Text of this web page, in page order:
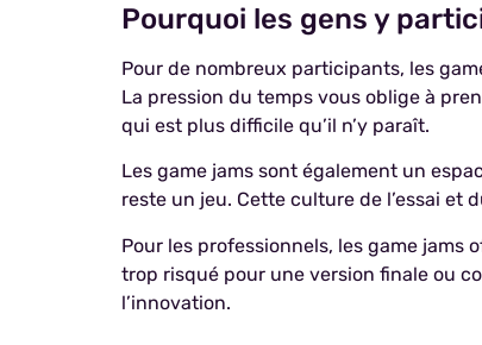
Pourquoi les gens y
Pour de nombreux participants, les
La pression du temps vous oblige à
qui est plus difficile qu’il n’y paraît.
Les game jams sont également un
reste un jeu. Cette culture de l’essai
Pour les professionnels, les game jams
trop risqué pour une version finale ou
l’innovation.